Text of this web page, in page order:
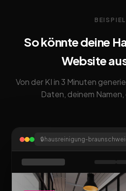
BEISPIEL
So könnte deine
Website
Von der KI in 3 Minuten
Daten, deinem
🔒 hausreinigung-